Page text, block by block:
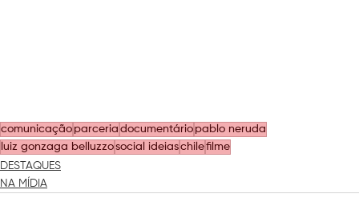
comunicação parceria documentário pablo neruda
luiz gonzaga belluzzosocial ideiaschilefilme
DESTAQUES
NA MÍDIA